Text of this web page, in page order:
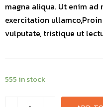
magna aliqua. Ut enim
exercitation
vulputate, tristique ut
555 in stock